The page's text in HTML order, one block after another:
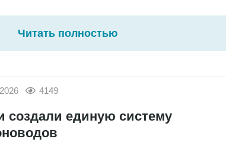
Читать полностью
4149
создали единую систему